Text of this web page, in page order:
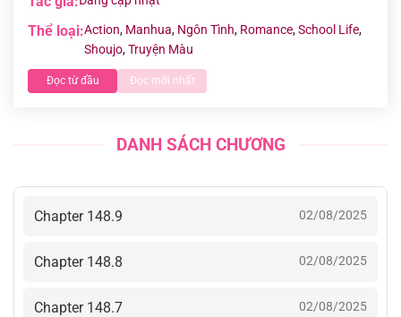
Thể loại:Action, Manhua, Ngôn Tình, Romance,School Life,
Shoujo,Truyện Màu
Đọc từ đầu Đọc mới nhất
DANH SÁCH CHƯƠNG
Chapter 148.9 02/08/2025
Chapter 148.8 02/08/2025
Chapter 148.7 02/08/2025